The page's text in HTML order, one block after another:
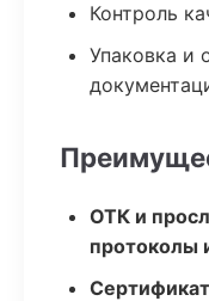
Контроль
Упаковка и
ОТК и
протоколы